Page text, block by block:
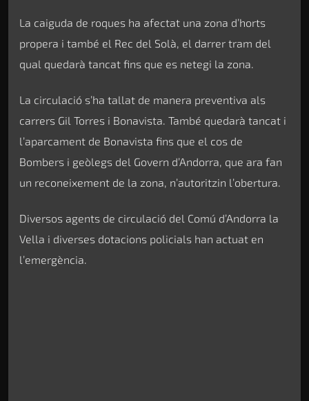
La caiguda de roques ha afectat una zona d’horts
propera i també el Rec del Solà, el darrer tram del
qual quedarà tancat fins que es netegi la zona.
La circulació s’ha tallat de manera preventiva als
carrers Gil Torres i Bonavista. També quedarà tancat i
l’aparcament de Bonavista fins que el cos de
Bombers i geòlegs del Govern d’Andorra, que ara fan
un reconeixement de la zona, n’autoritzin l’obertura.
Diversos agents de circulació del Comú d’Andorra la
Vella i diverses dotacions policials han actuat en
l’emergència.